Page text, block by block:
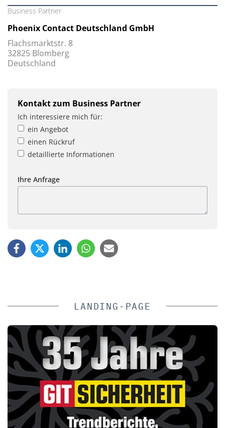
Business Partner
Phoenix Contact Deutschland GmbH
Flachsmarktstr. 8
32825 Blomberg
Deutschland
Kontakt zum Business Partner
Ich interessiere mich für:
ein Angebot
einen Rückruf
detaillierte Informationen
Ihre Anfrage
LANDING-PAGE